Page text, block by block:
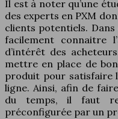
Il est à noter qu’une
des experts en PXM
clients potentiels.
facilement connaitre
d’intérêt des
mettre en place de
produit pour satisfaire
ligne. Ainsi, afin de
du temps, il faut
préconfigurée par un